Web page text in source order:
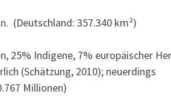
(Deutschland: 357.340 km²)
25% Indigene, 7% europäischer
(Schätzung, 2010); neuerdings
Millionen)